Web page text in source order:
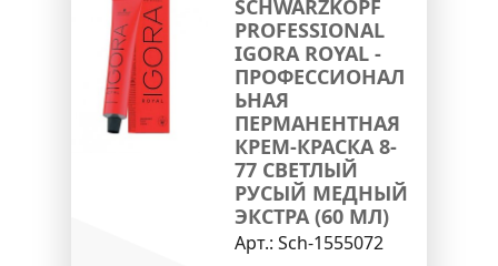
SCHWARZKOPF
PROFESSIONAL
IGORA ROYAL -
ПРОФЕССИОНАЛ
ЬНАЯ
ПЕРМАНЕНТНАЯ
КРЕМ-КРАСКА 8-
77 СВЕТЛЫЙ
РУСЫЙ МЕДНЫЙ
ЭКСТРА (60 МЛ)
Арт.: Sch-1555072